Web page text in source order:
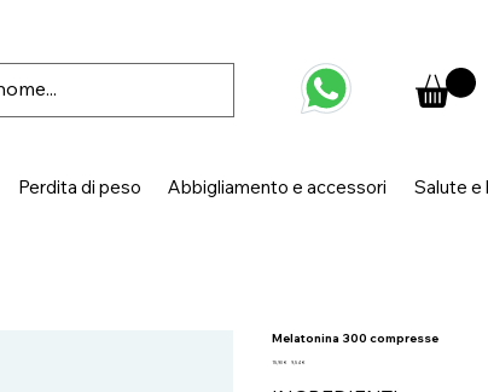
Perdita di peso Abbigliamento e accessori Salute e
Melatonina 300 compresse
Prezzo
15,90 €
Prezzo
9,54 €